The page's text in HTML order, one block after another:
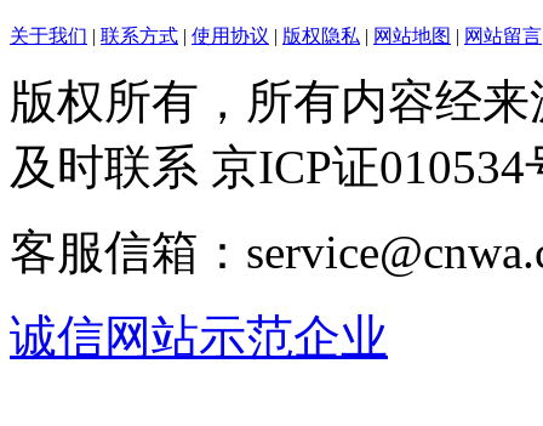
关于我们 | 联系方式 | 使用协议 | 版权隐私 | 网站地图 | 网站留言
版权所有，所有内容经
及时联系 京ICP证010534
客服信箱：
诚信网站示范企业